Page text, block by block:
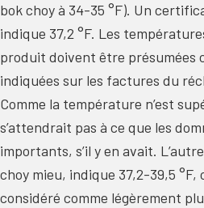
bok choy à 34-35 °F). Un
indique 37,2 °F. Les
produit doivent être présumées
indiquées sur les factures du
Comme la température n’est
s’attendrait pas à ce que les
importants, s’il y en avait.
choy mieu, indique 37,2-39,5
considéré comme légèrement